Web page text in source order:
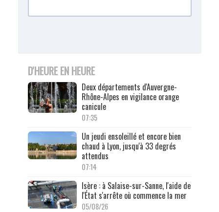
D'HEURE EN HEURE
Deux départements d'Auvergne-
Rhône-Alpes en vigilance orange
canicule
07:35
Un jeudi ensoleillé et encore bien
chaud à Lyon, jusqu'à 33 degrés
attendus
07:14
Isère : à Salaise-sur-Sanne, l'aide de
l'État s'arrête où commence la mer
05/08/26